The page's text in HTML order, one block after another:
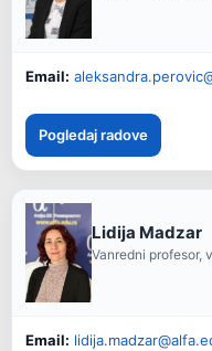
Email:
Pogledaj radove
Lidija Madzar
Vanredni profesor,
Email: